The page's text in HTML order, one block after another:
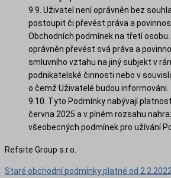
9.9. Uživatel není oprávněn bez
postoupit či převést práva a
Obchodních podmínek na třetí
oprávněn převést svá práva a
smluvního vztahu na jiný subjekt v
podnikatelské činnosti nebo v
o čemž Uživatelé budou informováni.
9.10. Tyto Podmínky nabývají
června 2025 a v plném rozsahu
všeobecných podmínek pro užívání
Refsite Group s.r.o.
Staré obchodní podmínky platné od